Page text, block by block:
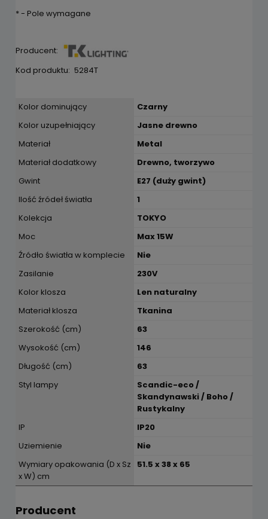
*- Pole wymagane
Producent:
Kod produktu: 5284T
Kolor dominujący
Czarny
Kolor uzupełniający
Jasne drewno
Materiał
Metal
Materiał dodatkowy
Drewno, tworzywo
Gwint
E27 (duży gwint)
Ilość źródeł światła
1
Kolekcja
TOKYO
Moc
Max 15W
Źródło światła w komplecie
Nie
Zasilanie
230V
Kolor klosza
Len naturalny
Materiał klosza
Tkanina
Szerokość (cm)
63
Wysokość (cm)
146
Długość (cm)
63
Styl lampy
Scandic-eco /
Skandynawski / Boho /
Rustykalny
IP
IP20
Uziemienie
Nie
Wymiary opakowania (D x Sz
x W) cm
51.5 x 38 x 65
Producent